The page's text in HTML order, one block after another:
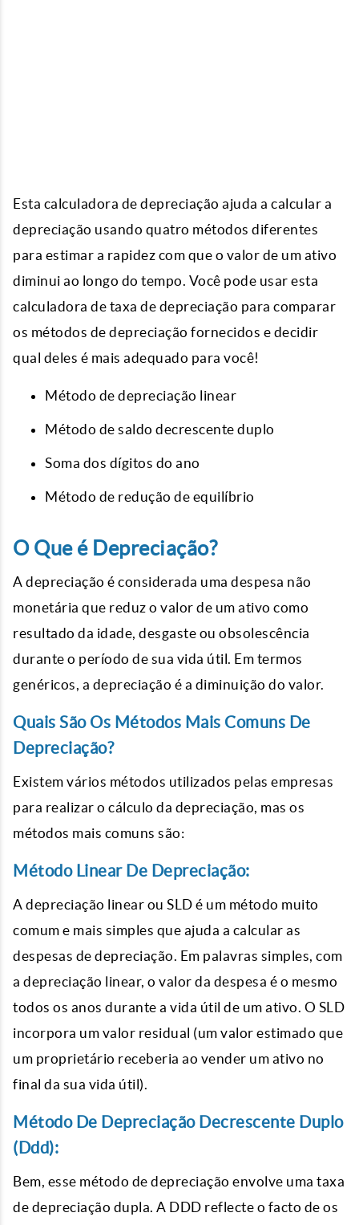
Esta calculadora de depreciação ajuda a calcular a
depreciação usando quatro métodos diferentes
para estimar a rapidez com que o valor de um ativo
diminui ao longo do tempo. Você pode usar esta
calculadora de taxa de depreciação para comparar
os métodos de depreciação fornecidos e decidir
qual deles é mais adequado para você!
Método de depreciação linear
Método de saldo decrescente duplo
Soma dos dígitos do ano
Método de redução de equilíbrio
O Que é Depreciação?
A depreciação é considerada uma despesa não
monetária que reduz o valor de um ativo como
resultado da idade, desgaste ou obsolescência
durante o período de sua vida útil. Em termos
genéricos, a depreciação é a diminuição do valor.
Quais São Os Métodos Mais Comuns De
Depreciação?
Existem vários métodos utilizados pelas empresas
para realizar o cálculo da depreciação, mas os
métodos mais comuns são:
Método Linear De Depreciação:
A depreciação linear ou SLD é um método muito
comum e mais simples que ajuda a calcular as
despesas de depreciação. Em palavras simples, com
a depreciação linear, o valor da despesa é o mesmo
todos os anos durante a vida útil de um ativo. O SLD
incorpora um valor residual (um valor estimado que
um proprietário receberia ao vender um ativo no
final da sua vida útil).
Método De Depreciação Decrescente Duplo
(Ddd):
Bem, esse método de depreciação envolve uma taxa
de depreciação dupla. A DDD reflecte o facto de os